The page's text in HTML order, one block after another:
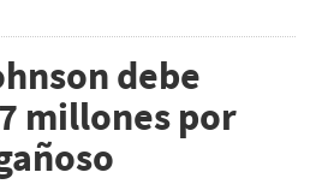
debe
millones por